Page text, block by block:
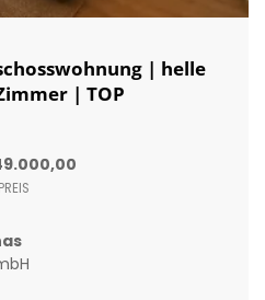
| helle
| TOP